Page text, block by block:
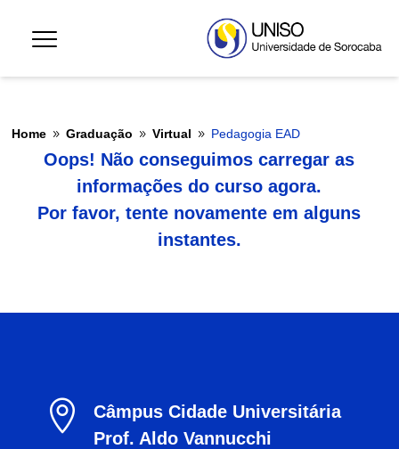
Home 9 Graduação 9 Virtual 9 Pedagogia EAD
Oops! Não conseguimos carregar as
informações do curso agora.
Por favor, tente novamente em alguns
instantes.

Câmpus Cidade Universitária
Prof. Aldo Vannucchi